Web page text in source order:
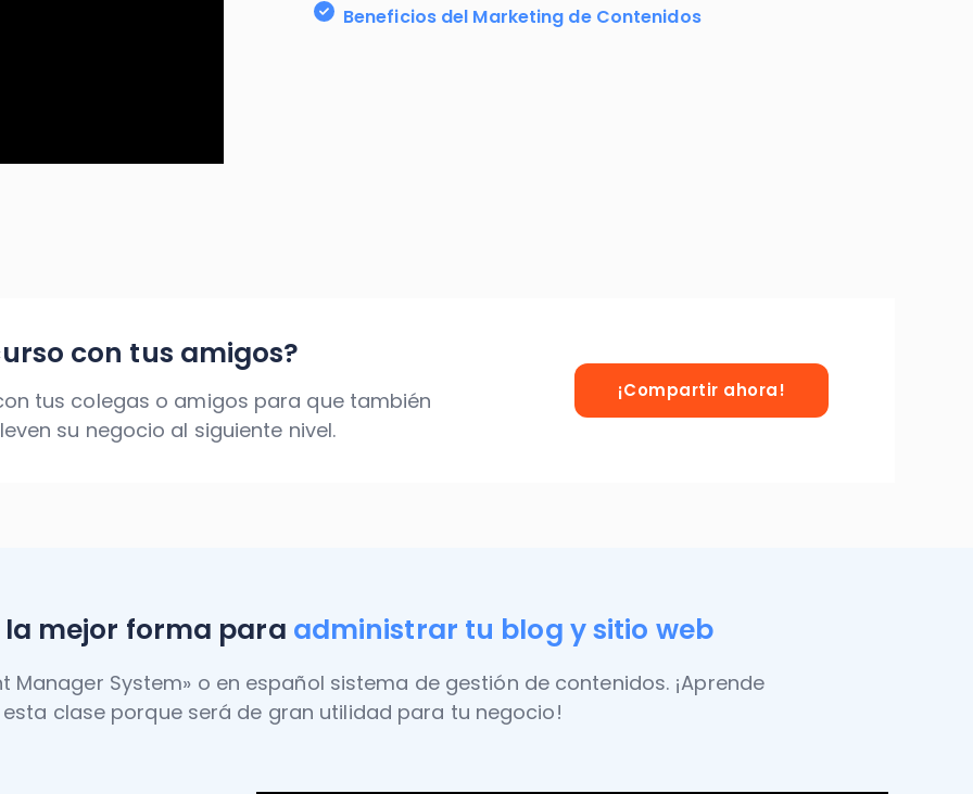
Beneficios del Marketing de Contenidos
con tus amigos?
tus colegas o amigos para que también
su negocio al siguiente nivel.
¡Compartir ahora!
la mejor forma para administrar tu blog y sitio web
Manager System» o en español sistema de gestión de contenidos. ¡Aprende
clase porque será de gran utilidad para tu negocio!